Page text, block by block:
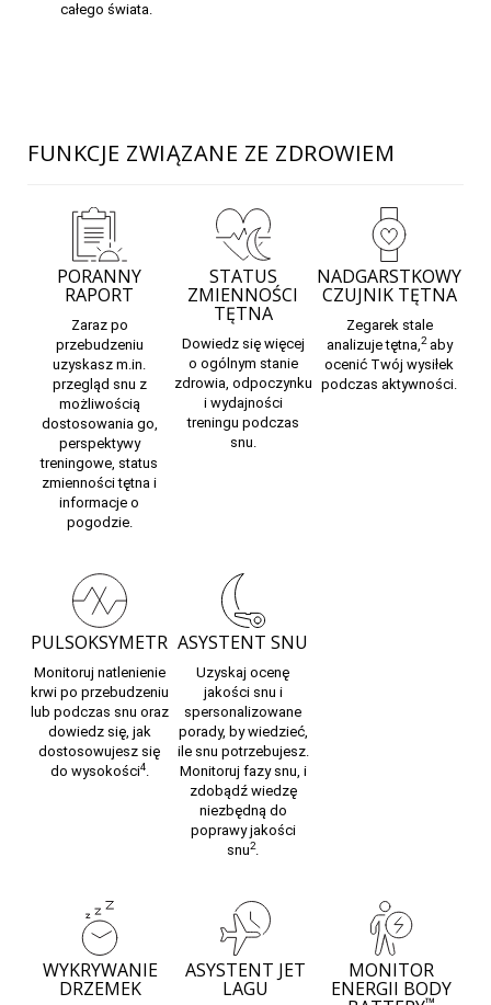
całego świata.
FUNKCJE ZWIĄZANE ZE ZDROWIEM
PORANNY
RAPORT
Zaraz po
przebudzeniu
uzyskasz m.in.
przegląd snu z
możliwością
dostosowania go,
perspektywy
treningowe, status
zmienności tętna i
informacje o
pogodzie.
STATUS
ZMIENNOŚCI
TĘTNA
Dowiedz się więcej
o ogólnym stanie
zdrowia, odpoczynku
i wydajności
treningu podczas
snu.
NADGARSTKOWY
CZUJNIK TĘTNA
Zegarek stale
analizujetętna,2aby
ocenić Twój wysiłek
podczas aktywności.
PULSOKSYMETR
Monitoruj natlenienie
krwipo przebudzeniu
lub podczas snu oraz
dowiedz się, jak
dostosowujesz się
do wysokości4.
ASYSTENT SNU
Uzyskaj ocenę
jakości snu i
spersonalizowane
porady, by wiedzieć,
ile snu potrzebujesz.
Monitoruj fazy snu, i
zdobądź wiedzę
niezbędną do
poprawyjakości
snu2.
WYKRYWANIE
DRZEMEK
ASYSTENT JET
LAGU
MONITOR
ENERGII BODY